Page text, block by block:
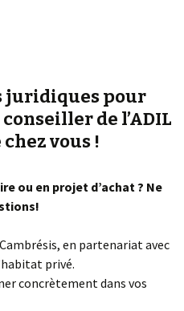
juridiques pour
de l’ADIL
vous !
ou en projet d’achat ? Ne
en partenariat avec
privé.
concrètement dans vos